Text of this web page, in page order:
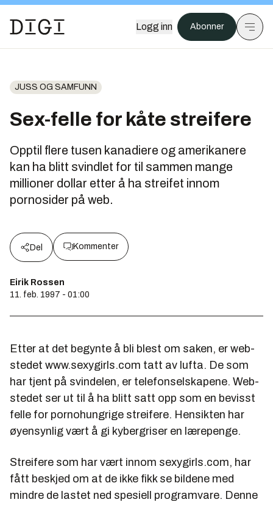
Logg inn Abonner
JUSS OG SAMFUNN
Sex-felle for kåte streifere
Opptil flere tusen kanadiere og amerikanere
kan ha blitt svindlet for til sammen mange
millioner dollar etter å ha streifet innom
pornosider på web.
Del Kommenter
Eirik Rossen
11. feb. 1997 - 01:00
Etter at det begynte å bli blest om saken, er web-
stedet www.sexygirls.com tatt av lufta. De som
har tjent på svindelen, er telefonselskapene. Web-
stedet ser ut til å ha blitt satt opp som en bevisst
felle for pornohungrige streifere. Hensikten har
øyensynlig vært å gi kybergriser en lærepenge.
Streifere som har vært innom sexygirls.com, har
fått beskjed om at de ikke fikk se bildene med
mindre de lastet ned spesiell programvare. Denne